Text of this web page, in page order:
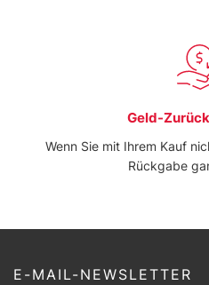
Geld-
Wenn Sie mit Ihrem Kauf
Rückgabe
E-MAIL-NEWSLETTER